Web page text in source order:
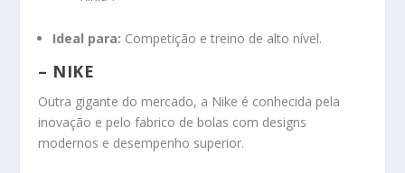
Ideal para: Competição e treino de alto nível.
– NIKE
Outra gigante do mercado, a Nike é conhecida pela
inovação e pelo fabrico de bolas com designs
modernos e desempenho superior.